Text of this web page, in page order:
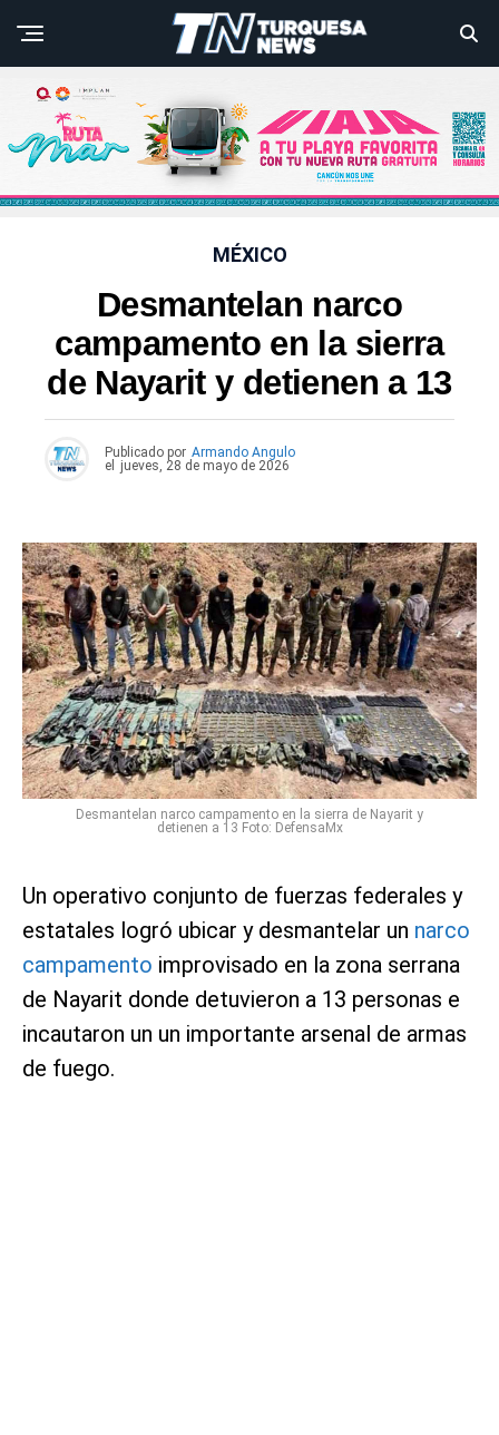
MÉXICO
Desmantelan narco
campamento en la sierra
de Nayarit y detienen a 13
Publicado por Armando Angulo
el
jueves, 28 de mayo de 2026
Desmantelan narco campamento en la sierra de Nayarit y
detienen a 13 Foto: DefensaMx
Un operativo conjunto de fuerzas federales y
estatales logró ubicar y desmantelar un narco
campamento improvisado en la zona serrana
de Nayarit donde detuvieron a 13 personas e
incautaron un un importante arsenal de armas
de fuego.